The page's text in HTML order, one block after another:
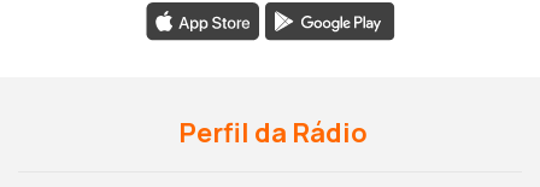
Perfil da Rádio